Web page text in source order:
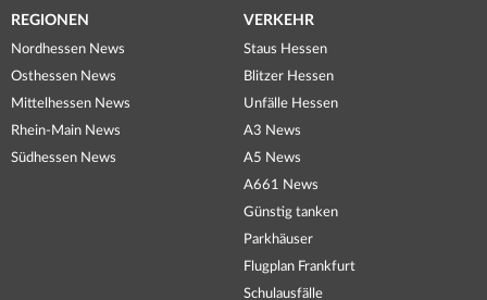
REGIONEN
Nordhessen News
Osthessen News
Mittelhessen News
Rhein-Main News
Südhessen News
VERKEHR
Staus Hessen
Blitzer Hessen
Unfälle Hessen
A3 News
A5 News
A661 News
Günstig tanken
Parkhäuser
Flugplan Frankfurt
Schulausfälle